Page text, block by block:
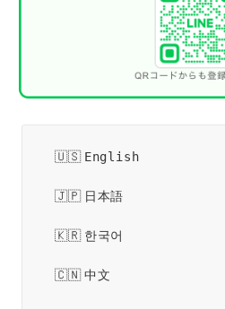
English
日本語
한국어
中文